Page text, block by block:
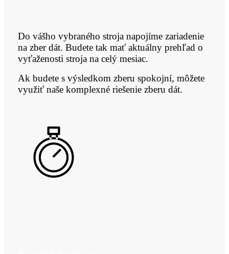
Do vášho vybraného stroja napojíme zariadenie
na zber dát. Budete tak mať aktuálny prehľad o
vyťaženosti stroja na celý mesiac.
Ak budete s výsledkom zberu spokojní, môžete
využiť naše komplexné riešenie zberu dát.